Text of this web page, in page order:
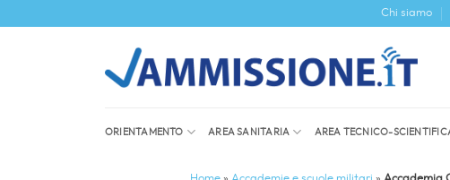
Chi siamo
ORIENTAMENTO AREA SANITARIA AREA TECNICO-